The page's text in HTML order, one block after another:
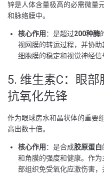
锌是人体含量极高的必需微量
和脉络膜中。
核心作用 ：是超过200种酶
视网膜的转运过程，并协
细胞膜的稳定和视觉神经信
5. 维生素C：眼部
抗氧化先锋
作为眼球房水和晶状体的重要
高出数十倍。
核心作用 ：是合成胶原蛋白
和角膜的强度和健康。作为
部组织免受氧化应激伤害，